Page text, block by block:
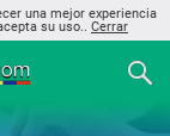
una mejor experiencia
su uso.. Cerrar